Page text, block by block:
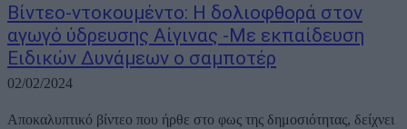
Βίντεο-ντοκουμέντο: Η δολιοφθορά στον
αγωγό ύδρευσης Αίγινας -Με εκπαίδευση
Ειδικών Δυνάμεων ο σαμποτέρ
02/02/2024
Αποκαλυπτικό βίντεο που ήρθε στο φως της δημοσιότητας, δείχνει